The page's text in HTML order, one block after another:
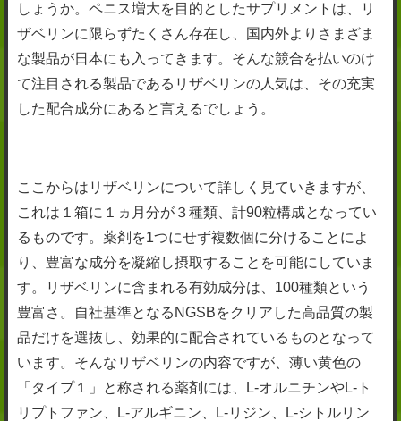
しょうか。ペニス増大を目的としたサプリメントは、リ
ザベリンに限らずたくさん存在し、国内外よりさまざま
な製品が日本にも入ってきます。そんな競合を払いのけ
て注目される製品であるリザベリンの人気は、その充実
した配合成分にあると言えるでしょう。
ここからはリザベリンについて詳しく見ていきますが、
これは１箱に１ヵ月分が３種類、計90粒構成となってい
るものです。薬剤を1つにせず複数個に分けることによ
り、豊富な成分を凝縮し摂取することを可能にしていま
す。リザベリンに含まれる有効成分は、100種類という
豊富さ。自社基準となるNGSBをクリアした高品質の製
品だけを選抜し、効果的に配合されているものとなって
います。そんなリザベリンの内容ですが、薄い黄色の
「タイプ１」と称される薬剤には、L-オルニチンやL-ト
リプトファン、L-アルギニン、L-リジン、L-シトルリン